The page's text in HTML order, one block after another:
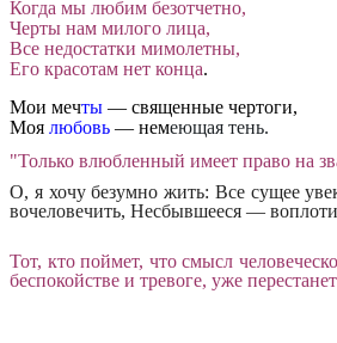
Когда мы любим безотчетно,
Черты нам милого лица,
Все недостатки мимолетны,
Его красотам нет конца.
Мои мечты — священные чертоги,
Моя любовь — немеющая тень.
"Только влюбленный имеет право на
О, я хочу безумно жить: Все сущее
вочеловечить, Несбывшееся —
Тот, кто поймет, что смысл
беспокойстве и тревоге, уже